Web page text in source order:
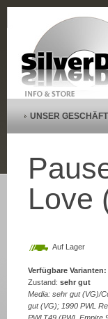
UNSER GESCHÄFT
Love
Auf Lager
Verfügbare Varianten:
Zustand: sehr gut
Media: sehr gut (VG)/
gut (VG); 1990 PWL